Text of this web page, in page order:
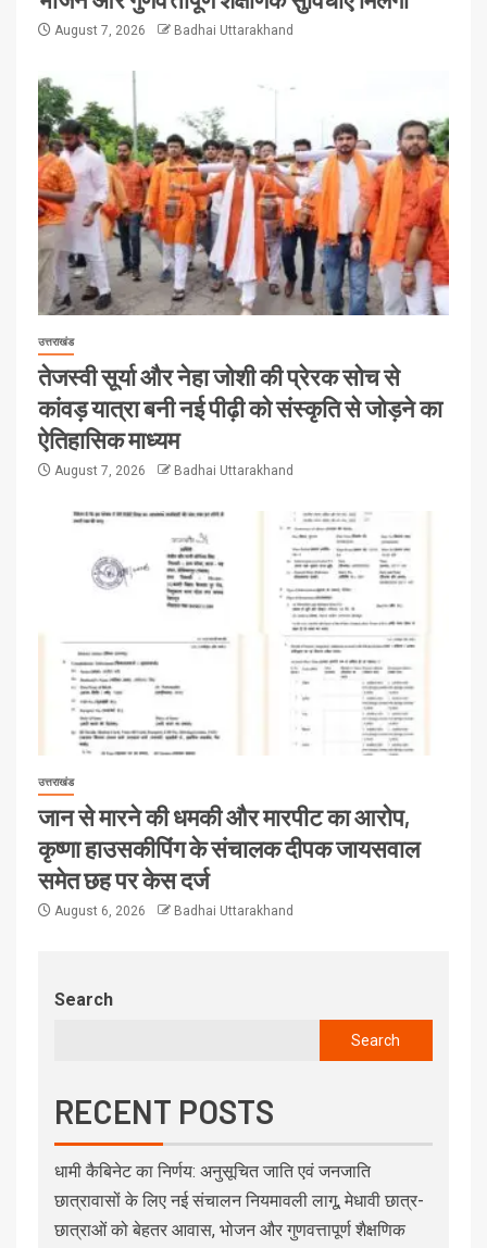
August 7, 2026 Badhai Uttarakhand
उत्तराखंड
तेजस्वी सूर्या और नेहा जोशी की प्रेरक सोच से
कांवड़ यात्रा बनी नई पीढ़ी को संस्कृति से जोड़ने का
ऐतिहासिक माध्यम
August 7, 2026 Badhai Uttarakhand
उत्तराखंड
जान से मारने की धमकी और मारपीट का आरोप,
कृष्णा हाउसकीपिंग के संचालक दीपक जायसवाल
समेत छह पर केस दर्ज
August 6, 2026 Badhai Uttarakhand
Search
Search
RECENT POSTS
धामी कैबिनेट का निर्णय: अनुसूचित जाति एवं जनजाति
छात्रावासों के लिए नई संचालन नियमावली लागू, मेधावी छात्र-
छात्राओं को बेहतर आवास, भोजन और गुणवत्तापूर्ण शैक्षणिक